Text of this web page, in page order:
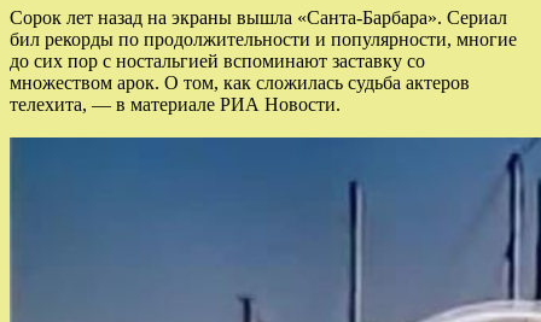
Сорок лет назад на экраны вышла «Санта-Барбара». Сериал
бил рекорды по продолжительности и популярности, многие
до сих пор с ностальгией вспоминают заставку со
множеством арок. О том, как сложилась судьба актеров
телехита, — в материале РИА Новости.